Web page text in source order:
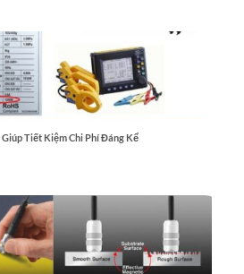
Tiết Kiệm Chi Phí Đáng Kể